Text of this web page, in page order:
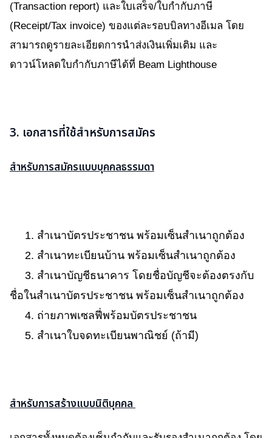
(Transaction report) และใบเสร็จ/ใบกำกับภาษี
(Receipt/Tax invoice) ของแต่ละรอบบิลทางอีเมล โดย
สามารถดูรายละเอียดการนำส่งเงินเพิ่มเติม และ
ดาวน์โหลดใบกำกับภาษีได้ที่ Beam Lighthouse
3. เอกสารที่ใช้สำหรับการสมัคร
สำหรับการสมัครแบบบุคคลธรรมดา
1. สำเนาบัตรประชาชน พร้อมเซ็นสำเนาถูกต้อง
2. สำเนาทะเบียนบ้าน พร้อมเซ็นสำเนาถูกต้อง
3. สำเนาบัญชีธนาคาร โดยชื่อบัญชีจะต้องตรงกับ
ชื่อในสำเนาบัตรประชาชน พร้อมเซ็นสำเนาถูกต้อง
4. ถ่ายภาพเซลฟี่พร้อมบัตรประชาชน
5. สำเนาใบจดทะเบียนพาณิชย์ (ถ้ามี)
สำหรับการสร้างแบบนิติบุคคล